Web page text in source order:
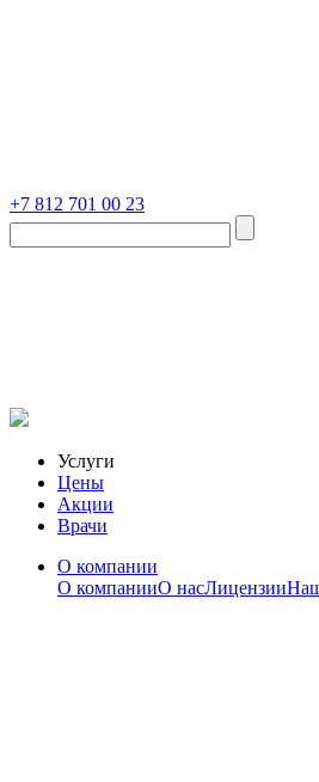
+7 812 701 00 23
Услуги
Цены
Акции
Врачи
О компании
О компанииО насЛицензии